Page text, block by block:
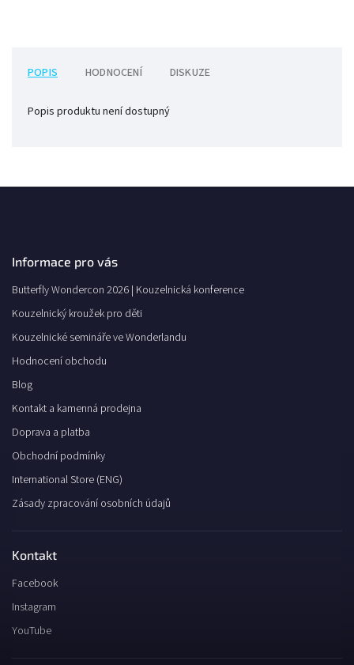
POPIS HODNOCENÍ DISKUZE
Popis produktu není dostupný
Informace pro vás
Butterfly Wondercon 2026 | Kouzelnická konference
Kouzelnický kroužek pro děti
Kouzelnické semináře ve Wonderlandu
Hodnocení obchodu
Blog
Kontakt a kamenná prodejna
Doprava a platba
Obchodní podmínky
International Store (ENG)
Zásady zpracování osobních údajů
Kontakt
Facebook
Instagram
YouTube